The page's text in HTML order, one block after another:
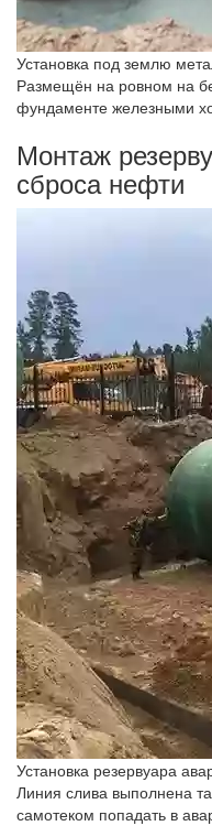
Установка под землю
Размещён на ровном на
фундаменте железными
Монтаж
сброса нефти
Установка резервуара
Линия слива выполнена
самотеком попадать в